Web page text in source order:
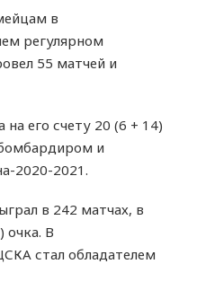
в
регулярном
55 матчей и
его счету 20 (6 + 14)
и
2020-2021.
в 242 матчах, в
очка. В
стал обладателем